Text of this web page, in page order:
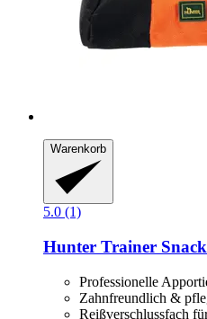
Warenkorb
5.0 (1)
Hunter Trainer
Professionelle
Zahnfreundlich &
Reißverschlussfach